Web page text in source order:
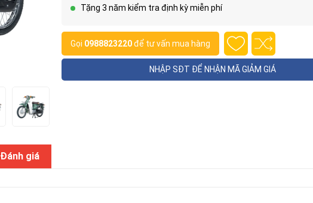
Tặng 3 năm kiểm tra định kỳ miễn phí
Gọi 0988823220để tư vấn mua hàng
NHẬP SĐT ĐỂ NHẬN MÃ GIẢM GIÁ
Đánh giá